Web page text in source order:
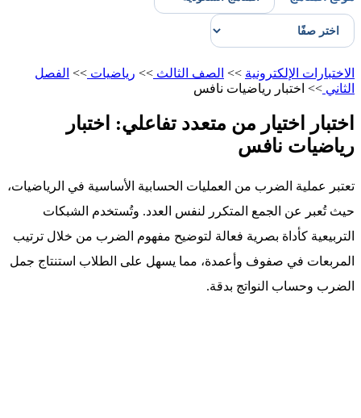
الاختبارات الإلكترونية >> الصف الثالث >> رياضيات >> الفصل
الثاني >> اختبار رياضيات نافس
اختبار اختيار من متعدد تفاعلي: اختبار
رياضيات نافس
تعتبر عملية الضرب من العمليات الحسابية الأساسية في الرياضيات،
حيث تُعبر عن الجمع المتكرر لنفس العدد. وتُستخدم الشبكات
التربيعية كأداة بصرية فعالة لتوضيح مفهوم الضرب من خلال ترتيب
المربعات في صفوف وأعمدة، مما يسهل على الطلاب استنتاج جمل
الضرب وحساب النواتج بدقة.